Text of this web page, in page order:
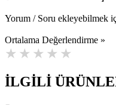
Yorum / Soru ekleyebilmek
Ortalama Değerlendirme »
İLGİLİ